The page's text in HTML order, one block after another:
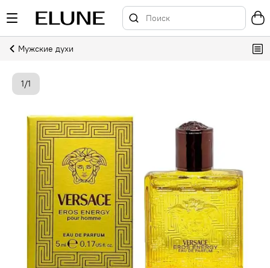
Мужские духи
1/1